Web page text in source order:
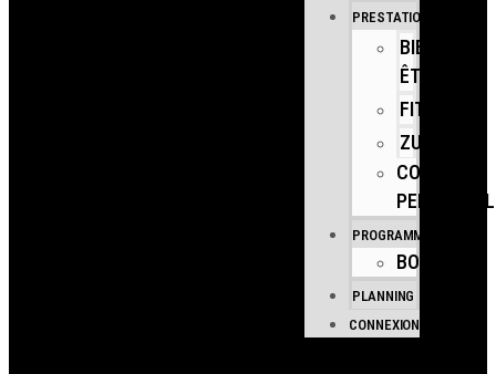
PRESTATIONS
BIEN
ÊTRE
FITNESS
ZUMBA
COACHING
PERSONNEL
PROGRAMMES
BOUTIQUE
PLANNING
CONNEXION